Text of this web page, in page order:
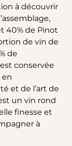
à découvrir
40% de Pinot
de vin de
de
conservée
en
et de l’art de
un vin rond
finesse et
à